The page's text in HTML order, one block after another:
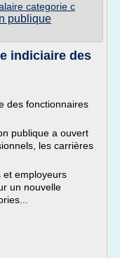
categorie c
publique
indiciaire des
des fonctionnaires
publique a ouvert
les carrières
et employeurs
un nouvelle